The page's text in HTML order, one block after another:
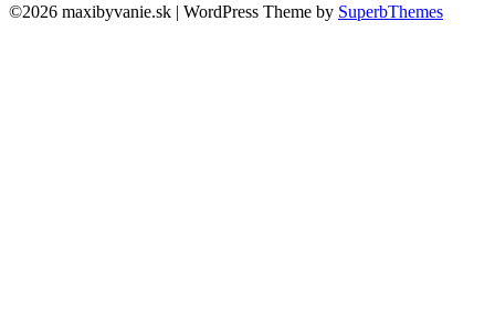
©2026 maxibyvanie.sk | WordPress Theme by SuperbThemes